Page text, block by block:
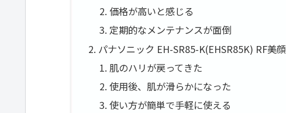
価格が高いと感じる
定期的なメンテナンスが面倒
パナソニック EH-SR85-K(EHSR85K) RF美
肌のハリが戻ってきた
使用後、肌が滑らかになった
使い方が簡単で手軽に使える